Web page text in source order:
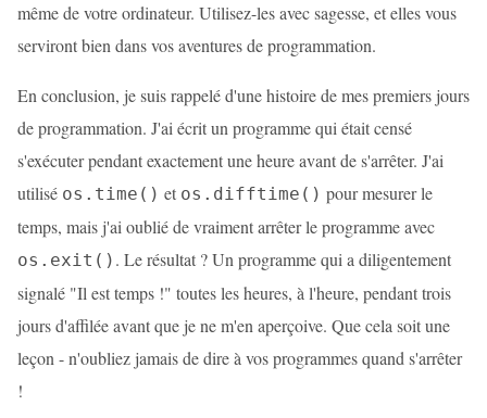
même de votre ordinateur. Utilisez-les avec sagesse, et elles vous
serviront bien dans vos aventures de programmation.
En conclusion, je suis rappelé d'une histoire de mes premiers jours
de programmation. J'ai écrit un programme qui était censé
s'exécuter pendant exactement une heure avant de s'arrêter. J'ai
utilisé os.time() et os.difftime() pour mesurer le
temps, mais j'ai oublié de vraiment arrêter le programme avec
os.exit() . Le résultat ? Un programme qui a diligentement
signalé "Il est temps !" toutes les heures, à l'heure, pendant trois
jours d'affilée avant que je ne m'en aperçoive. Que cela soit une
leçon - n'oubliez jamais de dire à vos programmes quand s'arrêter
!